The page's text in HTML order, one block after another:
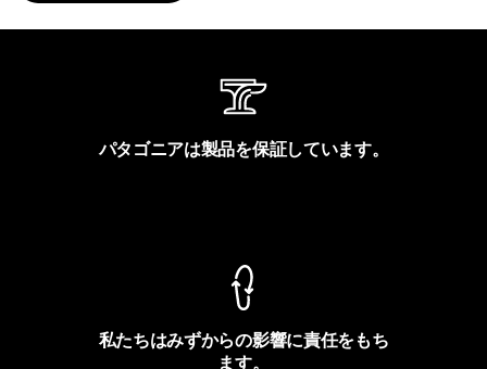
パタゴニアは製品を保証しています。
私たちはみずからの影響に責任をもち
ます。